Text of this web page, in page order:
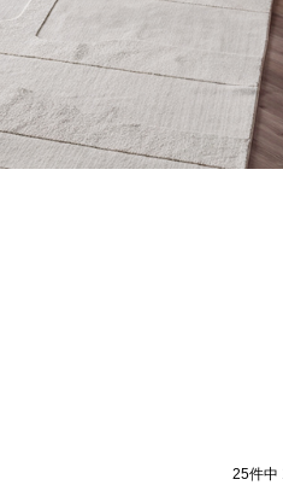
25件中